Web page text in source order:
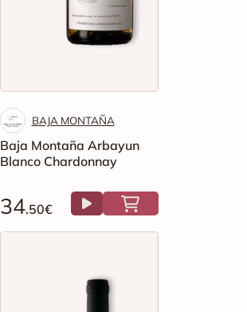
BAJA MONTAÑA
Baja Montaña Arbayun
Blanco Chardonnay
34.50€